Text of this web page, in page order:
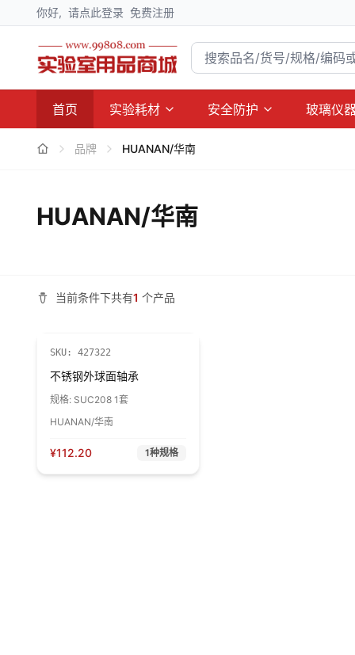
你好, 请点此登录 免费注册
首页 实验耗材 安全防护 玻璃仪
品牌 HUANAN/华南
HUANAN/华南
当前条件下共有1 个产品
SKU: 427322
不锈钢外球面轴承
规格: SUC208 1套
HUANAN/华南
¥112.20 1种规格